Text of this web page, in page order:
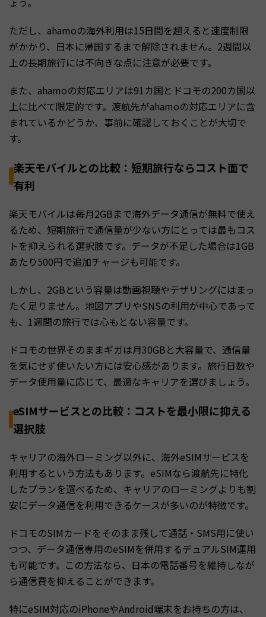
ただし、ahamoの海外利用は15日間を超えると速度制限
がかかり、日本に帰国するまで解除されません。2週間以
上の長期旅行には不向きな点に注意が必要です。
また、ahamoの対応エリアは91カ国とドコモの200カ国以
上に比べて限定的です。渡航先がahamoの対応エリアに含
まれているかどうか、事前に確認しておくことが大切で
す。
楽天モバイルとの比較：短期旅行ならコスト面で
有利
楽天モバイルは毎月2GBまで海外データ通信が無料で使え
るため、短期旅行で通信量が少ない方にとっては最もコス
トを抑えられる選択肢です。データが不足した場合は1GB
あたり500円で追加チャージも可能です。
しかし、2GBという容量は動画視聴やテザリングにはまっ
たく足りません。地図アプリやSNSの利用が中心であって
も、1週間の旅行では心もとない容量です。
ドコモの世界そのままギガは月30GBと大容量で、通信量
を気にせず使いたい方には安心感があります。旅行日数や
データ使用量に応じて、最適なキャリアを選びましょう。
eSIMサービスとの比較：コストを最小限に抑える
選択肢
キャリアの海外ローミング以外に、海外eSIMサービスを
利用するという方法もあります。eSIMなら渡航先に特化
したプランを選べるため、キャリアのローミングよりも割
安にデータ通信を利用できるケースが多いのが特徴です。
ドコモのSIMカードをそのまま残して通話・SMS用に使い
つつ、データ通信専用のeSIMを併用するデュアルSIM運用
も可能です。この方法なら、日本の電話番号を維持しなが
ら通信費を抑えることができます。
特にeSIM対応のiPhoneやAndroid端末をお持ちの方は、